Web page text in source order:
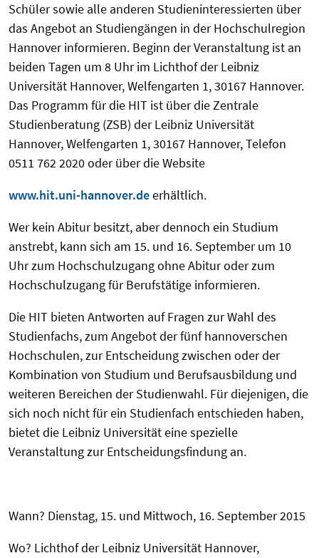
Schüler sowie alle anderen Studieninteressierten über
das Angebot an Studiengängen in der Hochschulregion
Hannover informieren. Beginn der Veranstaltung ist an
beiden Tagen um 8 Uhr im Lichthof der Leibniz
Universität Hannover, Welfengarten 1, 30167 Hannover.
Das Programm für die HIT ist über die Zentrale
Studienberatung (ZSB) der Leibniz Universität
Hannover, Welfengarten 1, 30167 Hannover, Telefon
0511 762 2020 oder über die Website
www.hit.uni-hannover.deerhältlich.
Wer kein Abitur besitzt, aber dennoch ein Studium
anstrebt, kann sich am 15. und 16. September um 10
Uhr zum Hochschulzugang ohne Abitur oder zum
Hochschulzugang für Berufstätige informieren.
Die HIT bieten Antworten auf Fragen zur Wahl des
Studienfachs, zum Angebot der fünf hannoverschen
Hochschulen, zur Entscheidung zwischen oder der
Kombination von Studium und Berufsausbildung und
weiteren Bereichen der Studienwahl. Für diejenigen, die
sich noch nicht für ein Studienfach entschieden haben,
bietet die Leibniz Universität eine spezielle
Veranstaltung zur Entscheidungsfindung an.
Wann? Dienstag, 15. und Mittwoch, 16. September 2015
Wo? Lichthof der Leibniz Universität Hannover,